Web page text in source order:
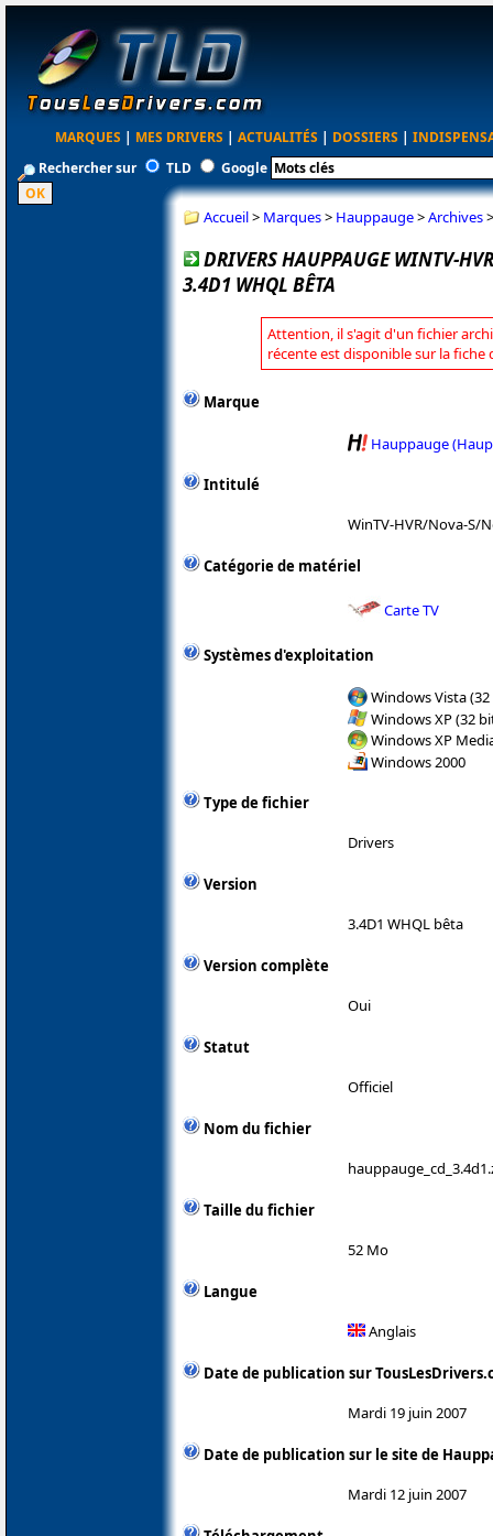
MARQUES | MES DRIVERS | ACTUALITÉS | DOSSIERS |
Rechercher sur
TLD Google
Accueil> Marques> Hauppauge>Archives
DRIVERS HAUPPAUGE WINTV-
3.4D1 WHQL BÊTA
Attention, il s'agit d'un fichier
récente est disponible sur la fiche
Marque
Hauppauge
Intitulé
WinTV-HVR/Nova-S/
Catégorie de matériel
Carte TV
Systèmes d'exploitation
Windows Vista
Windows XP (32
Windows XP
Windows 2000
Type de fichier
Drivers
Version
3.4D1 WHQL bêta
Version complète
Oui
Statut
Officiel
Nom du fichier
Taille du fichier
52 Mo
Langue
Anglais
Date de publication sur
Mardi 19 juin 2007
Date de publication sur le site de
Mardi 12 juin 2007